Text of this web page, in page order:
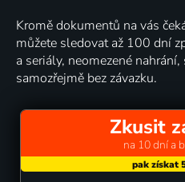
Kromě dokumentů na vás
můžete sledovat až 100 dní
a seriály, neomezené
samozřejmě bez závazku.
Zkusit
na 10 dní a